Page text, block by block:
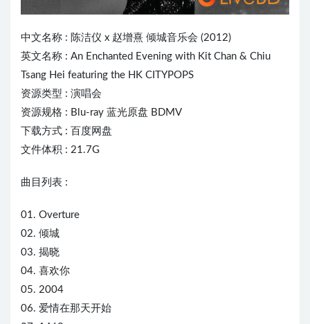
中文名称 : 陈洁仪 x 赵增熹 倾城音乐会 (2012)
英文名称 : An Enchanted Evening with Kit Chan & Chiu
Tsang Hei featuring the HK CITYPOPS
资源类型 : 演唱会
资源规格 : Blu-ray 蓝光原盘 BDMV
下载方式 : 百度网盘
文件体积 : 21.7G
曲目列表 :
01. Overture
02. 倾城
03. 揭晓
04. 喜欢你
05. 2004
06. 爱情在那天开始